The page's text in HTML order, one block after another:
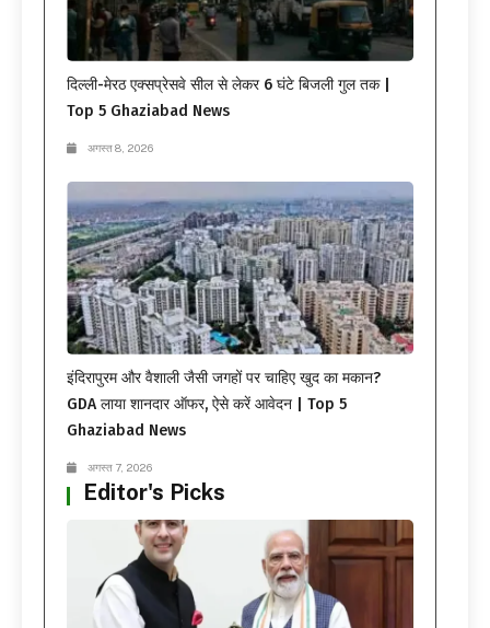
दिल्ली-मेरठ एक्सप्रेसवे सील से लेकर 6 घंटे बिजली गुल तक |
Top 5 Ghaziabad News
अगस्त 8, 2026
इंदिरापुरम और वैशाली जैसी जगहों पर चाहिए खुद का मकान?
GDA लाया शानदार ऑफर, ऐसे करें आवेदन | Top 5
Ghaziabad News
अगस्त 7, 2026
Editor's Picks